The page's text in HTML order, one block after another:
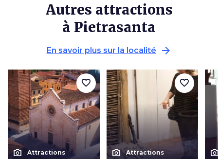
Autres attractions
à Pietrasanta
En savoir plus sur la localité arrow_forward
photo_camera Attractions
favorite_border
photo_camera Attractions
favorite_border